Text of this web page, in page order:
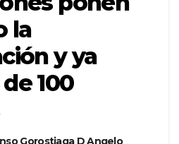
la
y ya
100
Gorostiaga D Angelo